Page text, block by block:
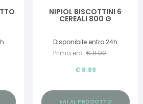
NIPIOL BISCOTTINI 6
CEREALI 800 G
Disponibile entro 24h
Prima era: €8.00
€ 8.89
VAI AL PRODOTTO